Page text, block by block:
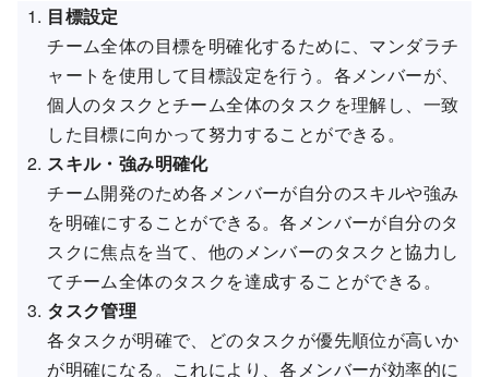
目標設定
チーム全体の目標を明確化するために、マンダラチ
ャートを使用して目標設定を行う。各メンバーが、
個人のタスクとチーム全体のタスクを理解し、一致
した目標に向かって努力することができる。
スキル・強み明確化
チーム開発のため各メンバーが自分のスキルや強み
を明確にすることができる。各メンバーが自分のタ
スクに焦点を当て、他のメンバーのタスクと協力し
てチーム全体のタスクを達成することができる。
タスク管理
各タスクが明確で、どのタスクが優先順位が高いか
が明確になる。これにより、各メンバーが効率的に